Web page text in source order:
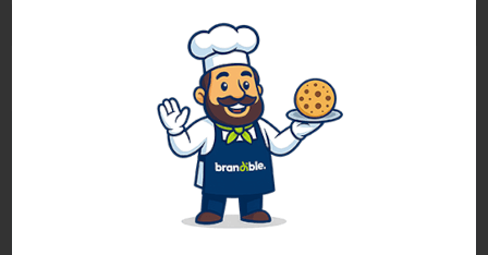
Produktbeschreibung
mit Einhand-Feststellklinge
Geprüft von Ewa
Nur Produkte, die unserenQualitätscheck
schaffen es in den Shop.Mehr erfahren